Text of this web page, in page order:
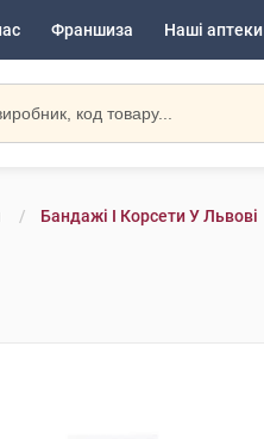
Франшиза Наші аптеки
Бандажі І Корсети У Львові